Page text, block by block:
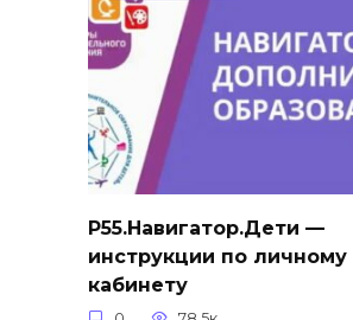
Р55.Навигатор.Дети —
инструкции по личному
кабинету